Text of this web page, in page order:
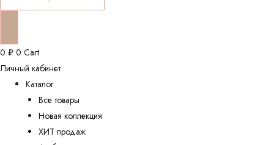
товаров
0 ₽ 0 Cart
Личный кабинет
Каталог
Все товары
Новая коллекция
ХИТ продаж